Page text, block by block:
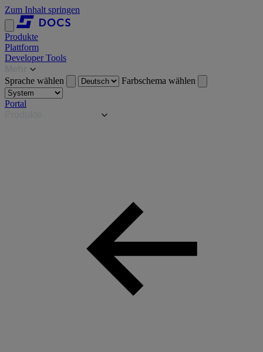
Zum Inhalt springen
Produkte
Plattform
Developer Tools
Sprache wählen
Farbschema wählen
Portal